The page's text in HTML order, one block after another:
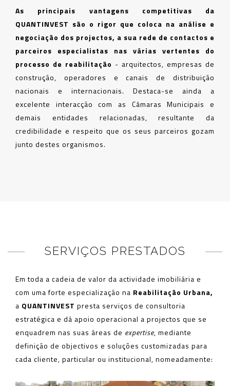
As principais vantagens competitivas da
QUANTINVEST são o rigor que coloca na análise e
negociação dos projectos, a sua rede de contactos e
parceiros especialistas nas várias vertentes do
processo de reabilitação - arquitectos, empresas de
construção, operadores e canais de distribuição
nacionais e internacionais. Destaca-se ainda a
excelente interacção com as Câmaras Municipais e
demais entidades relacionadas, resultante da
credibilidade e respeito que os seus parceiros gozam
junto destes organismos.
SERVIÇOS PRESTADOS
Em toda a cadeia de valor da actividade imobiliária e
com uma forte especialização na Reabilitação Urbana,
a QUANTINVEST presta serviços de consultoria
estratégica e dá apoio operacional a projectos que se
enquadrem nas suas áreas de expertise, mediante
definição de objectivos e soluções customizadas para
cada cliente, particular ou institucional, nomeadamente: